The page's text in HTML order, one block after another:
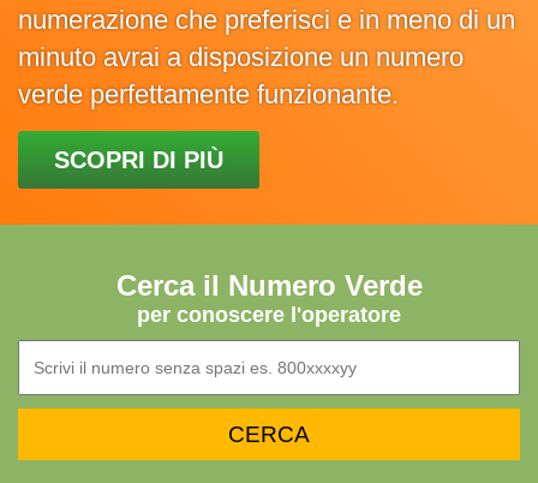
numerazione che preferisci e in meno di un
minuto avrai a disposizione un numero
verde perfettamente funzionante.
SCOPRI DI PIÙ
Cerca il Numero Verde
per conoscere l'operatore